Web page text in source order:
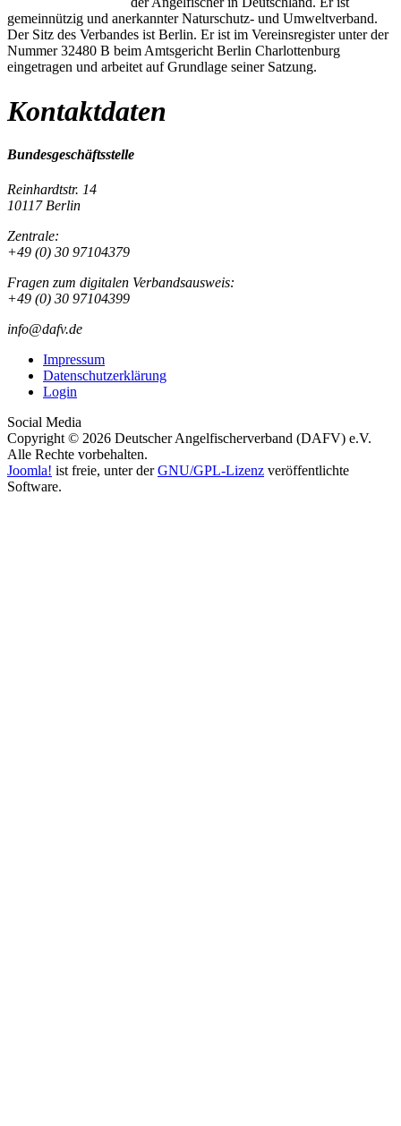
gemeinnützig und anerkannter Naturschutz- und Umweltverband.
Der Sitz des Verbandes ist Berlin. Er ist im Vereinsregister unter der
Nummer 32480 B beim Amtsgericht Berlin Charlottenburg
eingetragen und arbeitet auf Grundlage seiner Satzung.
Kontaktdaten
Bundesgeschäftsstelle
Reinhardtstr. 14
10117 Berlin
Zentrale:
+49 (0) 30 97104379
Fragen zum digitalen Verbandsausweis:
+49 (0) 30 97104399
info@dafv.de
Impressum
Datenschutzerklärung
Login
Social Media
Copyright © 2026 Deutscher Angelfischerverband (DAFV) e.V.
Alle Rechte vorbehalten.
Joomla! ist freie, unter derGNU/GPL-Lizenz veröffentlichte
Software.